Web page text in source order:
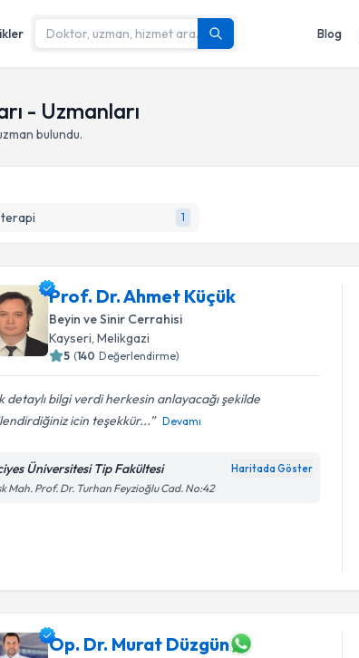
Blog
- Uzmanları
bulundu.
1
Prof. Dr. Ahmet Küçük
Beyin ve Sinir Cerrahisi
Kayseri,Melikgazi
5 (140 Değerlendirme)
detaylı bilgi verdi herkesin anlayacağı şekilde
icin teşekkür...
Devamı
Üniversitesi Tip Fakültesi Haritada Göster
Mah. Prof. Dr. Turhan Feyzioğlu Cad. No:42
Op. Dr. Murat Düzgün